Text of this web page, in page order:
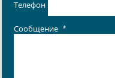
Телефон
Сообщение *